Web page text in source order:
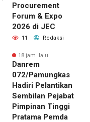
Procurement
Forum & Expo
2026 di JEC
11 Redaksi
18 jam lalu
Danrem
072/Pamungkas
Hadiri Pelantikan
Sembilan Pejabat
Pimpinan Tinggi
Pratama Pemda